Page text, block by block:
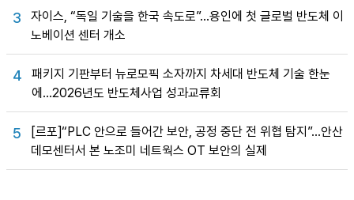
3
자이스, “독일 기술을 한국 속도로”…용인에 첫 글로벌 반도체 이
노베이션 센터 개소
4
패키지 기판부터 뉴로모픽 소자까지 차세대 반도체 기술 한눈
에…2026년도 반도체사업 성과교류회
5
[르포]“PLC 안으로 들어간 보안, 공정 중단 전 위협 탐지”…안산
데모센터서 본 노조미 네트웍스 OT 보안의 실제